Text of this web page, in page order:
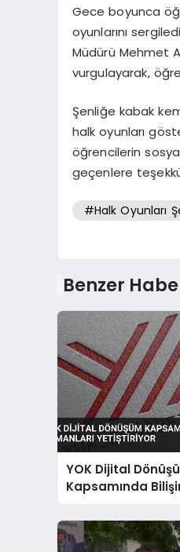
Gece boyunca
oyunlarını
Müdürü Mehmet
vurgulayarak,
Şenliğe kabak
halk oyunları
öğrencilerin
geçenlere
#Halk Oyunları
Benzer
YOK Dijital
Kapsamında
Yetiştiriyor